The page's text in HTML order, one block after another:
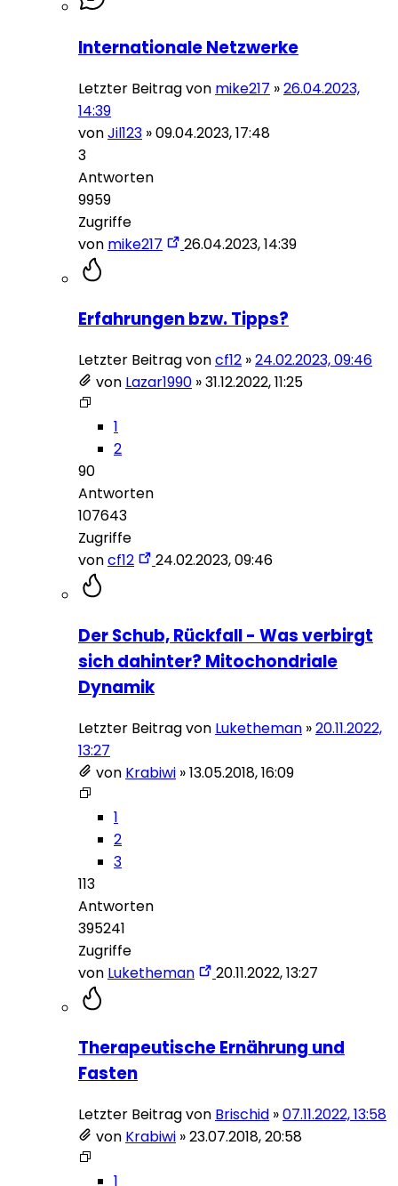
Internationale Netzwerke
Letzter Beitrag von mike217 »26.04.2023,
14:39
vonJil123 »09.04.2023, 17:48
3
Antworten
9959
Zugriffe
von mike217 26.04.2023, 14:39
Erfahrungen bzw. Tipps?
Letzter Beitrag voncf12 »24.02.2023, 09:46
von Lazar1990 »31.12.2022, 11:25
1
2
90
Antworten
107643
Zugriffe
voncf12 24.02.2023, 09:46
Der Schub, Rückfall - Was verbirgt
sich dahinter? Mitochondriale
Dynamik
Letzter Beitrag von Luketheman »20.11.2022,
13:27
von Krabiwi »13.05.2018, 16:09
1
2
3
113
Antworten
395241
Zugriffe
von Luketheman 20.11.2022, 13:27
Therapeutische Ernährung und
Fasten
Letzter Beitrag von Brischid »07.11.2022, 13:58
von Krabiwi »23.07.2018, 20:58
1